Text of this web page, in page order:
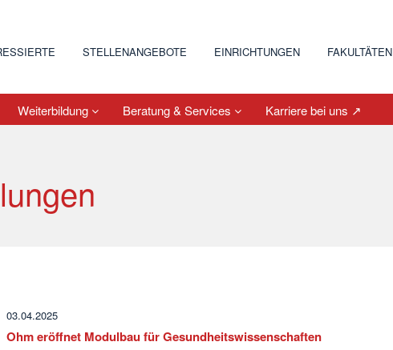
STELLENANGEBOTE EINRICHTUNGEN FAKULTÄTEN
Weiterbildung Beratung & Services Karriere bei uns ↗
03.04.2025
Ohm eröffnet Modulbau für Gesundheitswissenschaften